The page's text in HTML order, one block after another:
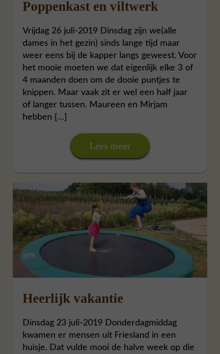
Poppenkast en viltwerk
Vrijdag 26 juli-2019 Dinsdag zijn we(alle
dames in het gezin) sinds lange tijd maar
weer eens bij de kapper langs geweest. Voor
het mooie moeten we dat eigenlijk elke 3 of
4 maanden doen om de dooie puntjes te
knippen. Maar vaak zit er wel een half jaar
of langer tussen. Maureen en Mirjam
hebben […]
Lees meer
Heerlijk vakantie
Dinsdag 23 juli-2019 Donderdagmiddag
kwamen er mensen uit Friesland in een
huisje. Dat vulde mooi de halve week op die